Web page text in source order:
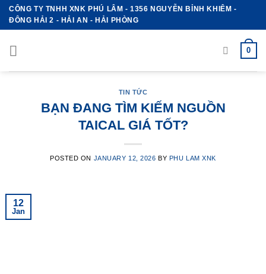
SkipCÔNG TY TNHH XNK PHÚ LÂM - 1356 NGUYỄN BỈNH KHIÊM -
ĐÔNG HẢI 2 - HẢI AN - HẢI PHÒNG
0
TIN TỨC
BẠN ĐANG TÌM KIẾM NGUỒN
TAICAL GIÁ TỐT?
POSTED ON JANUARY 12, 2026 BY PHU LAM XNK
12
Jan